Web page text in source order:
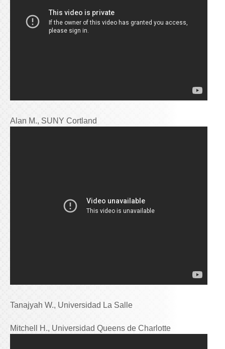
Alan M., SUNY Cortland
Tanajyah W., Universidad La Salle
Mitchell H., Universidad Queens de Charlotte